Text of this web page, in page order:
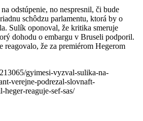
odstúpenie, no nespresnil, či bude
schôdzu parlamentu, ktorá by o
Sulík oponoval, že kritika smeruje
dohodu o embargu v Bruseli podporil.
že za premiérom Hegerom
gyimesi-vyzval-sulika-na-
verejne-podrezal-slovnaft-
heger-reaguje-sef-sas/